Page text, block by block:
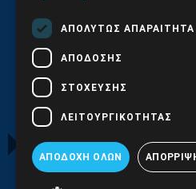
Αρ. ΓΕΜΗ 6204101000
ΑΠΟΛΎΤΩΣ ΑΠΑΡΑΊΤΗΤΑ
ΑΠΌΔΟΣΗΣ
ΣΤΌΧΕΥΣΗΣ
ΛΕΙΤΟΥΡΓΙΚΌΤΗΤΑΣ
ΑΠΟΔΟΧΉ ΌΛΩΝ